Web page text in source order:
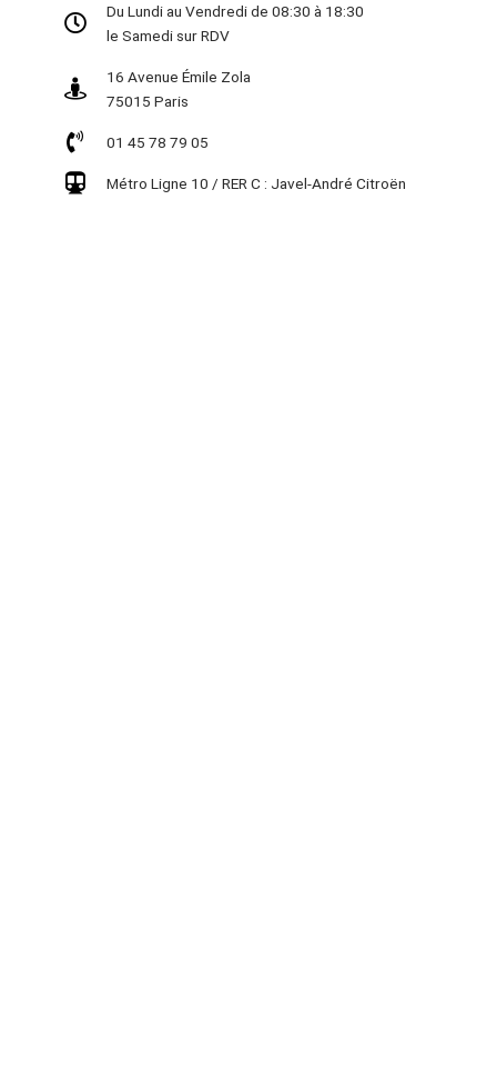
Du Lundi au Vendredi de 08:30 à 18:30
le Samedi sur RDV
16 Avenue Émile Zola
75015 Paris
01 45 78 79 05
Métro Ligne 10 / RER C : Javel-André Citroën